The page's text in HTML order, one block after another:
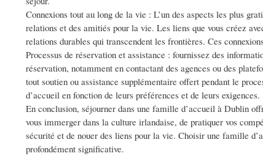
Connexions tout au long de la vie : L’un des aspects les plus
relations et des amitiés pour la vie. Les liens que vous créez
relations durables qui transcendent les frontières. Ces
Processus de réservation et assistance : fournissez des
réservation, notamment en contactant des agences ou des
tout soutien ou assistance supplémentaire offert pendant le
d’accueil en fonction de leurs préférences et de leurs exigences.
En conclusion, séjourner dans une famille d’accueil à Dublin
vous immerger dans la culture irlandaise, de pratiquer vos
sécurité et de nouer des liens pour la vie. Choisir une famille
profondément significative.